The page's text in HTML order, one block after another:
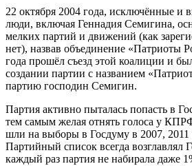
22 октября 2004 года, исключённые
люди, включая Геннадия Семигина,
мелких партий и движений (как
нет), назвав объединение «Патриоты
года прошёл съезд этой коалиции и
создании партии с названием
партию господин Семигин.
Партия активно пыталась попасть в
тем самым желая отнять голоса у
шли на выборы в Госдуму в 2007, 2011
Партийный список всегда
каждый раз партия не набирала даже